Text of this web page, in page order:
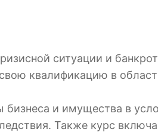
ситуации и
квалификацию в
и имущества в
Также курс